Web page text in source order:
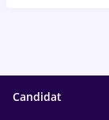
Candidat